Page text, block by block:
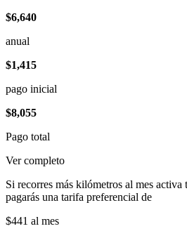
$6,640
anual
$1,415
pago inicial
$8,055
Pago total
Ver completo
Si recorres más kilómetros al mes activa
pagarás una tarifa preferencial de
$441 al mes